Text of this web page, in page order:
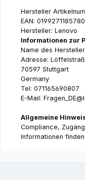
Hersteller
EAN: 0199271185780
Hersteller: Lenovo
Informationen zur
Name des
Adresse:
70597 Stuttgart
Germany
Tel: 071165690807
E-Mail:
Allgemeine
Compliance,
Informationen